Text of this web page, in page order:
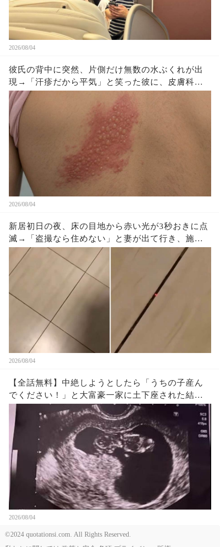
2026/08/04
彼氏の背中に突然、片側だけ無数の水ぶくれが出
現→「汗疹だから平気」と笑った彼に、皮膚科医
がすぐ服を下ろさせた理由
2026/08/04
新居初日の夜、床の目地から赤い光が3秒おきに点
滅→「盗撮なら住めない」と妻が出て行き、施工
会社へ動画を送ると…
2026/08/04
【全話無料】中絶しようとしたら「うちの子産ん
でください！」と大富豪一家に土下座された結
果…🤣
2026/08/04
©2024 quotationsi.com. All Rights Reserved.